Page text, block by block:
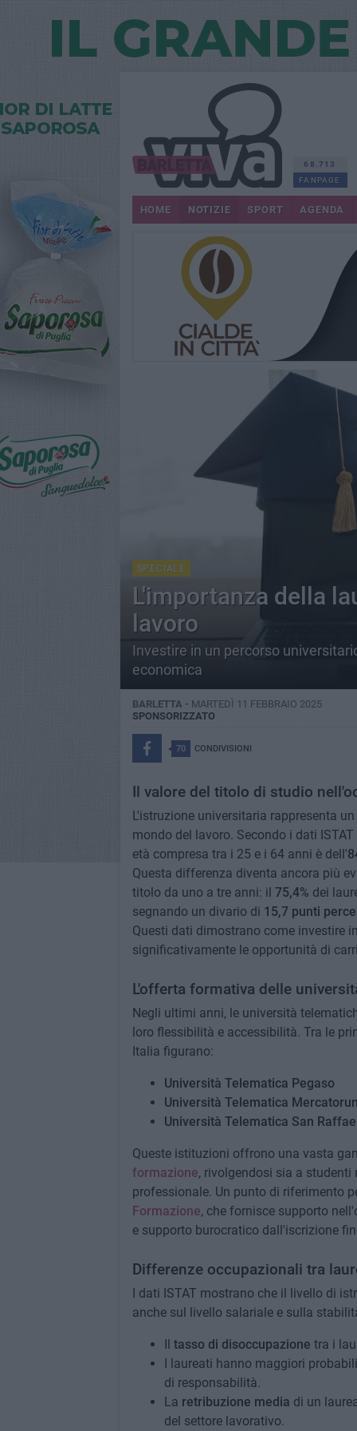
68.713
FANPAGE
HOME NOTIZIE SPORT AGENDA
SPECIALE
L'importanza della
lavoro
Investire in un percorso
economica
BARLETTA - MARTEDÌ 11 FEBBRAIO 2025
SPONSORIZZATO
70 CONDIVISIONI
Il valore del titolo di studio
L'istruzione universitaria rappresenta
mondo del lavoro. Secondo i dati
età compresa tra i 25 e i 64 anni è dell'
Questa differenza diventa ancora più
titolo da uno a tre anni: il 75,4% dei
segnando un divario di 15,7 punti
Questi dati dimostrano come investire
significativamente le opportunità di
L'offerta formativa delle
Negli ultimi anni, le università
loro flessibilità e accessibilità. Tra le
Italia figurano:
Università Telematica Pegaso
Università Telematica
Università Telematica San
Queste istituzioni offrono una vasta
formazione, rivolgendosi sia a
professionale. Un punto di riferimento
Formazione, che fornisce supporto
e supporto burocratico dall'iscrizione
Differenze occupazionali tra
I dati ISTAT mostrano che il livello di
anche sul livello salariale e sulla
Il tasso di disoccupazione tra i
I laureati hanno maggiori
di responsabilità.
La retribuzione media di un
del settore lavorativo.